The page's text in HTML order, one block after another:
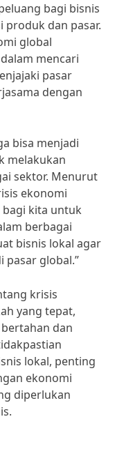
bagi bisnis
dan pasar.
global
mencari
pasar
dengan
bisa menjadi
melakukan
sektor. Menurut
ekonomi
kita untuk
berbagai
bisnis lokal agar
pasar global.”
krisis
yang tepat,
dan
lokal, penting
ekonomi
diperlukan